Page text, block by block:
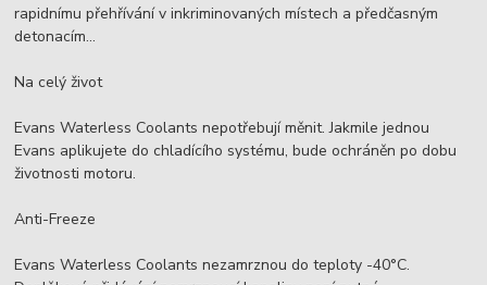
rapidnímu přehřívání v inkriminovaných místech a předčasným
detonacím...
Na celý život
Evans Waterless Coolants nepotřebují měnit. Jakmile jednou
Evans aplikujete do chladícího systému, bude ochráněn po dobu
životnosti motoru.
Anti-Freeze
Evans Waterless Coolants nezamrznou do teploty -40°C.